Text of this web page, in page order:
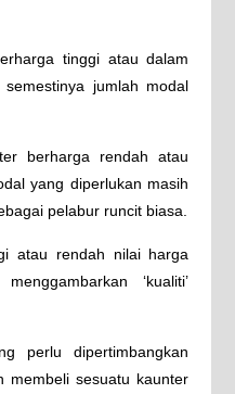
tinggi atau dalam
jumlah modal
berharga rendah atau
yang diperlukan masih
pelabur runcit biasa.
atau rendah nilai harga
‘kualiti’
perlu dipertimbangkan
membeli sesuatu kaunter